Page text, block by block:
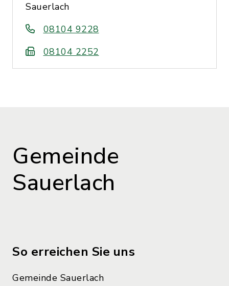
Sauerlach
08104 9228
08104 2252
Gemeinde
Sauerlach
So erreichen Sie uns
Gemeinde Sauerlach